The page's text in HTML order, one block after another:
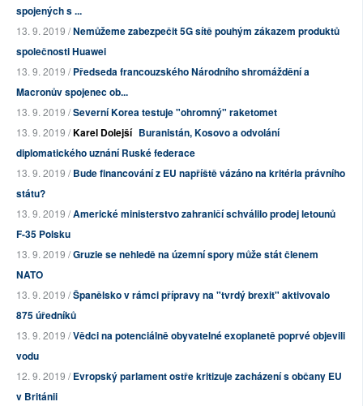
spojených s ...
13. 9. 2019 /Nemůžeme zabezpečit 5G sítě pouhým zákazem produktů
společnosti Huawei
13. 9. 2019 /Předseda francouzského Národního shromáždění a
Macronův spojenec ob...
13. 9. 2019 /Severní Korea testuje "ohromný" raketomet
13. 9. 2019 /Karel Dolejší Buranistán, Kosovo a odvolání
diplomatického uznání Ruské federace
13. 9. 2019 /Bude financování z EU napříště vázáno na kritéria právního
státu?
13. 9. 2019 /Americké ministerstvo zahraničí schválilo prodej letounů
F-35 Polsku
13. 9. 2019 /Gruzie se nehledě na územní spory může stát členem
NATO
13. 9. 2019 /Španělsko v rámci přípravy na "tvrdý brexit" aktivovalo
875 úředníků
13. 9. 2019 /Vědci na potenciálně obyvatelné exoplanetě poprvé objevili
vodu
12. 9. 2019 /Evropský parlament ostře kritizuje zacházení s občany EU
v Británii